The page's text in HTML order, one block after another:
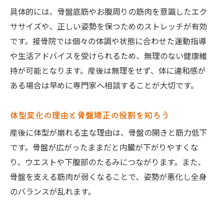
具体的には、骨盤底筋やお腹周りの筋肉を意識したエク
ササイズや、正しい姿勢を保つためのストレッチが有効
です。接骨院では個々の体調や状態に合わせた運動指導
や生活アドバイスを受けられるため、無理のない健康維
持が可能となります。産後は無理をせず、体に違和感が
ある場合は早めに専門家へ相談することが大切です。
体型変化の理由と骨盤矯正の役割を知ろう
産後に体型が崩れる主な理由は、骨盤の開きと筋力低下
です。骨盤が広がったままだと内臓が下がりやすくな
り、ウエストや下腹部のたるみにつながります。また、
骨盤を支える筋肉が弱くなることで、姿勢が悪化し全身
のバランスが乱れます。